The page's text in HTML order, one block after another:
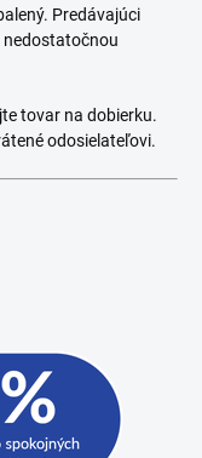
Predávajúci
nedostatočnou
tovar na dobierku.
odosielateľovi.